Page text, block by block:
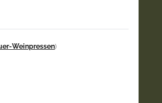
Weinpressen)